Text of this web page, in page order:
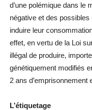
d’une polémique dans le
négative et des
induire leur
effet, en vertu de la Loi
illégal de produire,
génétiquement modifiés
2 ans d’emprisonnement
L’étiquetage